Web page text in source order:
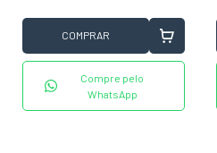
COMPRAR
Compre pelo
WhatsApp